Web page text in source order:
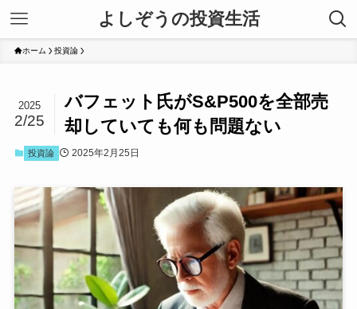
よしぞうの投資生活
ホーム 投資論
バフェット氏がS&P500を全部売
却していても何も問題ない
2025
2/25
投資論 2025年2月25日